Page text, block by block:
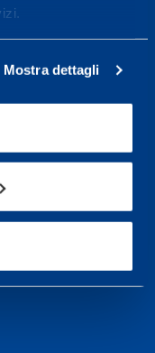
Mostra dettagli